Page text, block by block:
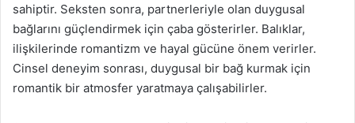
sahiptir. Seksten sonra, partnerleriyle olan duygusal
bağlarını güçlendirmek için çaba gösterirler. Balıklar,
ilişkilerinde romantizm ve hayal gücüne önem verirler.
Cinsel deneyim sonrası, duygusal bir bağ kurmak için
romantik bir atmosfer yaratmaya çalışabilirler.